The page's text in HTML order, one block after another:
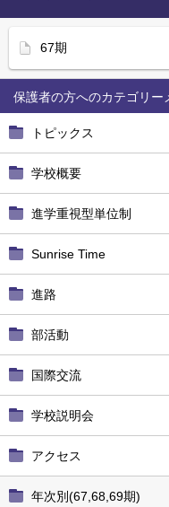
保護者の方へ
トピックス
学校概要
進学重視型単位制
Sunrise Time
進路
部活動
国際交流
学校説明会
アクセス
年次別(67,68,69期)
67期